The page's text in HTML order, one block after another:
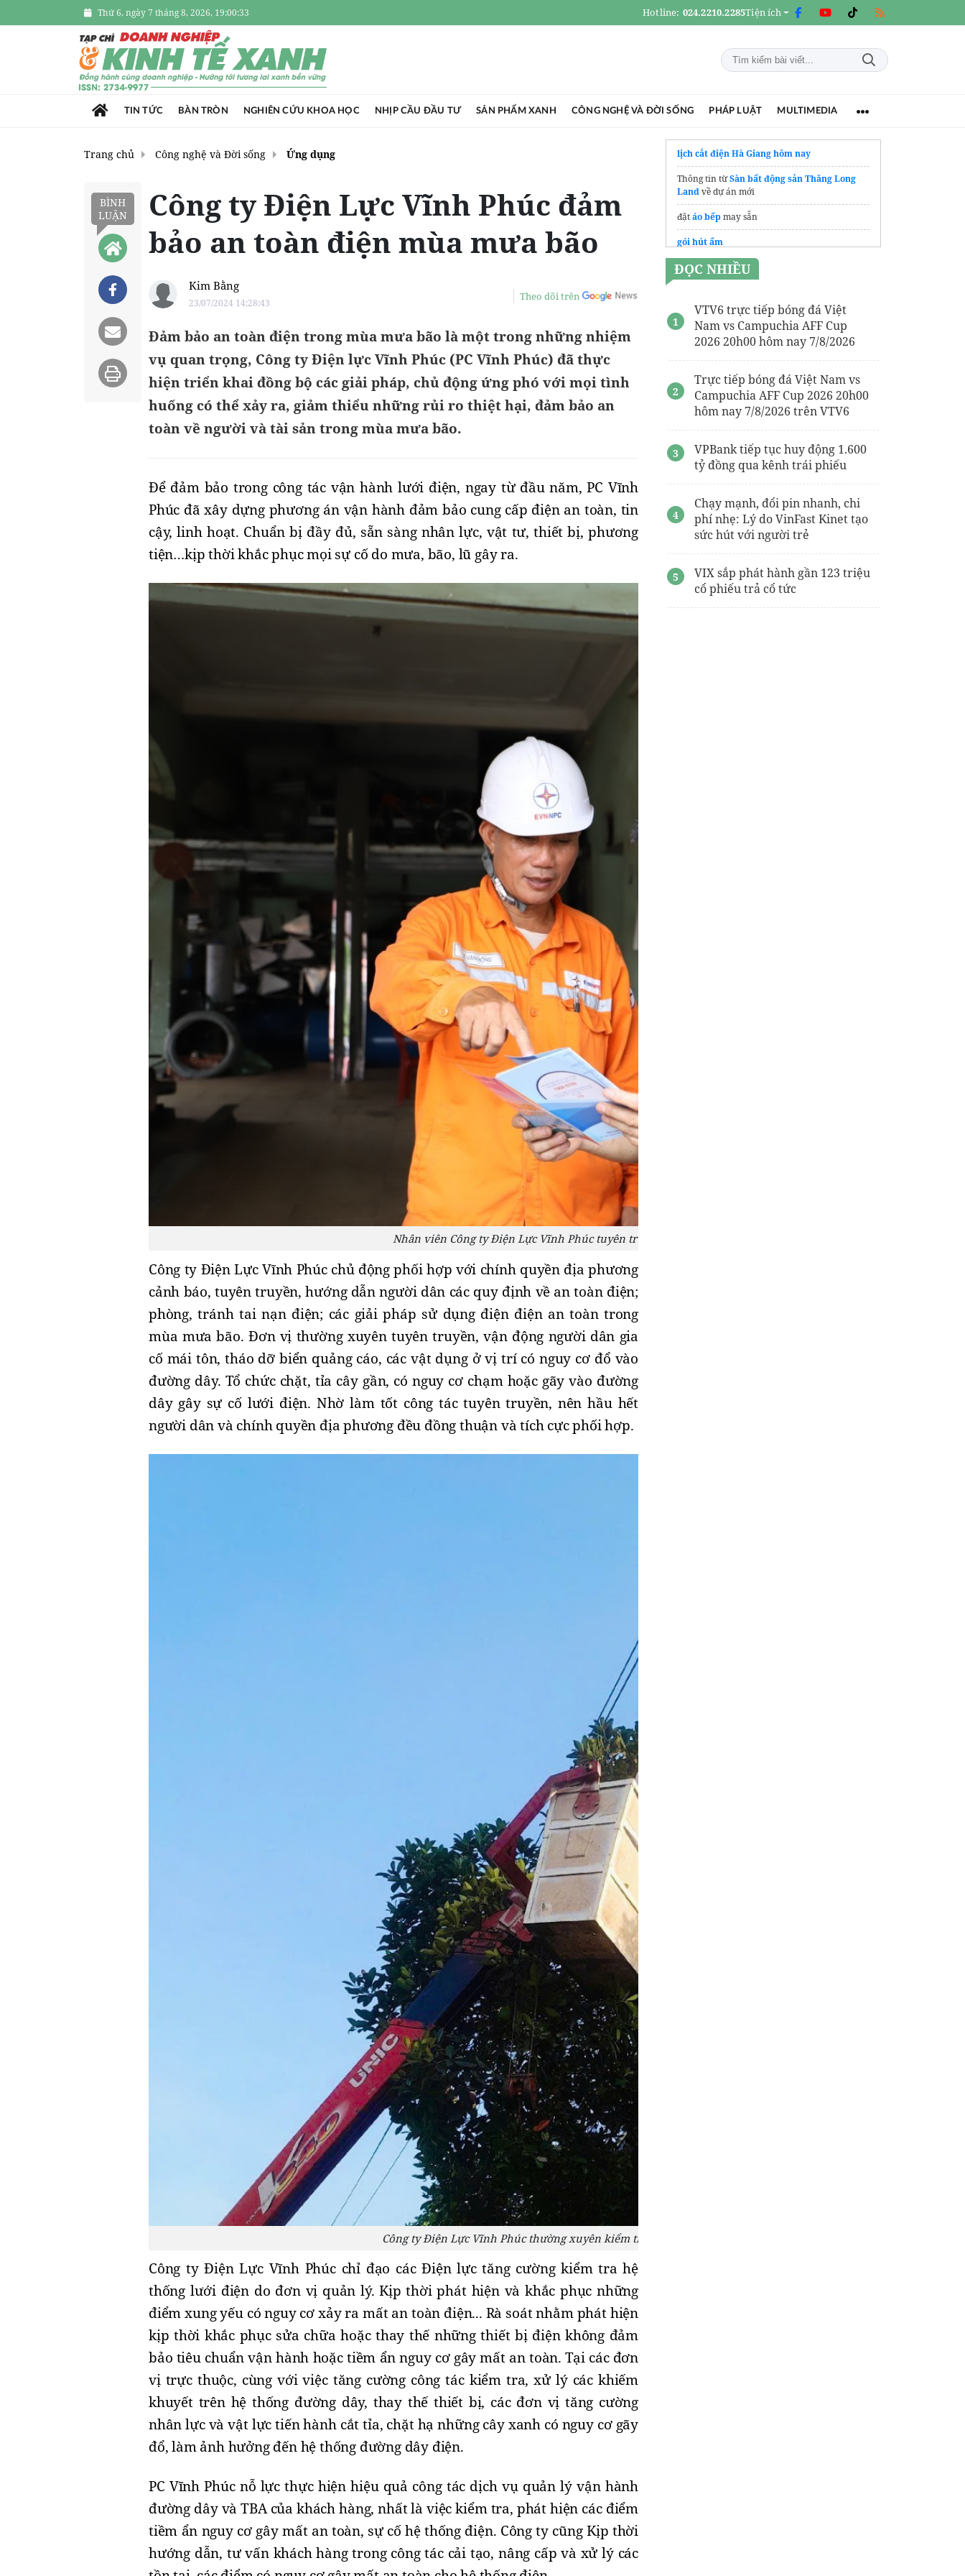
Thứ 6, ngày 7 tháng 8, 2026, 19:00:35 Hotline: 024.2210.2285Tiện ích
TIN TỨC BÀN TRÒN NGHIÊN CỨU KHOA HỌC NHỊP CẦU ĐẦU TƯ SẢN PHẨM XANH CÔNG NGHỆ VÀ ĐỜI SỐNG PHÁP LUẬT MULTIMEDIA
Trang chủ Công nghệ và Đời sống Ứng dụng
BÌNH
LUẬN
Công ty Điện Lực Vĩnh Phúc đảm
bảo an toàn điện mùa mưa bão
Kim Bằng
23/07/2024 14:28:43
Theo dõi trên
Đảm bảo an toàn điện trong mùa mưa bão là một trong những nhiệm
vụ quan trọng, Công ty Điện lực Vĩnh Phúc (PC Vĩnh Phúc) đã thực
hiện triển khai đồng bộ các giải pháp, chủ động ứng phó với mọi tình
huống có thể xảy ra, giảm thiểu những rủi ro thiệt hại, đảm bảo an
toàn về người và tài sản trong mùa mưa bão.
Để đảm bảo trong công tác vận hành lưới điện, ngay từ đầu năm, PC Vĩnh
Phúc đã xây dựng phương án vận hành đảm bảo cung cấp điện an toàn, tin
cậy, linh hoạt. Chuẩn bị đầy đủ, sẵn sàng nhân lực, vật tư, thiết bị, phương
tiện…kịp thời khắc phục mọi sự cố do mưa, bão, lũ gây ra.
Nhân viên Công ty Điện Lực Vĩnh Phúc tuyên truyền về sử dụng điện an toàn cho người dân.
Công ty Điện Lực Vĩnh Phúc chủ động phối hợp với chính quyền địa phương
cảnh báo, tuyên truyền, hướng dẫn người dân các quy định về an toàn điện;
phòng, tránh tai nạn điện; các giải pháp sử dụng điện điện an toàn trong
mùa mưa bão. Đơn vị thường xuyên tuyên truyền, vận động người dân gia
cố mái tôn, tháo dỡ biển quảng cáo, các vật dụng ở vị trí có nguy cơ đổ vào
đường dây. Tổ chức chặt, tỉa cây gần, có nguy cơ chạm hoặc gãy vào đường
dây gây sự cố lưới điện. Nhờ làm tốt công tác tuyên truyền, nên hầu hết
người dân và chính quyền địa phương đều đồng thuận và tích cực phối hợp.
Công ty Điện Lực Vĩnh Phúc thường xuyên kiểm tra, đảm bảo an toàn lưới điện trên địa bàn tỉnh.
Công ty Điện Lực Vĩnh Phúc chỉ đạo cácĐiện lực tăng cường kiểm tra hệ
thống lưới điện do đơn vị quản lý. Kịp thời phát hiện và khắc phục những
điểm xung yếu có nguy cơ xảy ra mất an toàn điện... Rà soát nhằm phát hiện
kịp thời khắc phục sửa chữa hoặc thay thế những thiết bị điện không đảm
bảo tiêu chuẩn vận hành hoặc tiềm ẩn nguy cơ gây mất an toàn. Tại các đơn
vị trực thuộc, cùng với việc tăng cường công tác kiểm tra, xử lý các khiếm
khuyết trên hệ thống đường dây, thay thế thiết bị, các đơn vị tăng cường
nhân lực và vật lực tiến hành cắt tỉa, chặt hạ những cây xanh có nguy cơ gãy
đổ, làm ảnh hưởng đến hệ thống đường dây điện.
PC Vĩnh Phúc nỗ lực thực hiện hiệu quả công tác dịch vụ quản lý vận hành
đường dây và TBA của khách hàng, nhất là việc kiểm tra, phát hiện các điểm
tiềm ẩn nguy cơ gây mất an toàn, sự cố hệ thống điện. Công ty cũng Kịp thời
hướng dẫn, tư vấn khách hàng trong công tác cải tạo, nâng cấp và xử lý các
lịch cắt điện Hà Giang hôm nay
Thông tin từSàn bất động sản Thăng Long
Landvề dự án mới
đặtáo bếpmay sẵn
gói hút ẩm
Công ty Thu mua phế liệu 24h Tuấn Lộc
nghiệp tại Hà Nội
ĐỌC NHIỀU
VTV6 trực tiếp bóng đá Việt
Nam vs Campuchia AFF Cup
2026 20h00 hôm nay 7/8/2026
Trực tiếp bóng đá Việt Nam vs
Campuchia AFF Cup 2026 20h00
hôm nay 7/8/2026 trên VTV6
VPBank tiếp tục huy động 1.600
tỷ đồng qua kênh trái phiếu
Chạy mạnh, đổi pin nhanh, chi
phí nhẹ: Lý do VinFast Kinet tạo
sức hút với người trẻ
VIX sắp phát hành gần 123 triệu
cổ phiếu trả cổ tức